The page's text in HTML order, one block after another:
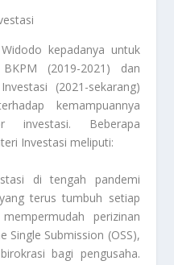
kepadanya untuk
(2019-2021) dan
(2021-sekarang)
kemampuannya
investasi. Beberapa
Investasi meliputi:
di tengah pandemi
terus tumbuh setiap
perizinan
Single Submission (OSS),
bagi pengusaha.